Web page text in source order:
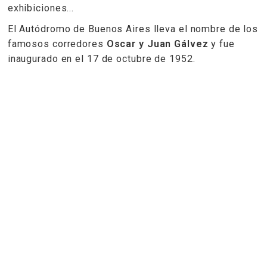
exhibiciones...
El Autódromo de Buenos Aires lleva el nombre de los
famosos corredores Oscar y Juan Gálvez y fue
inaugurado en el 17 de octubre de 1952.